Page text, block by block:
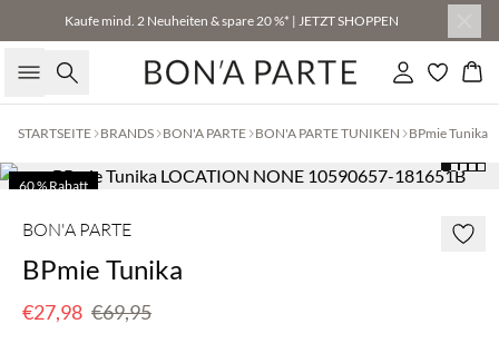
Kaufe mind. 2 Neuheiten & spare 20 %* | JETZT SHOPPEN
Suche Einloggen
STARTSEITE BRANDS BON'A PARTE BON'A PARTE TUNIKEN BPmie Tunika
60 % Rabatt
BON'A PARTE
BPmie Tunika
€27,98 €69,95